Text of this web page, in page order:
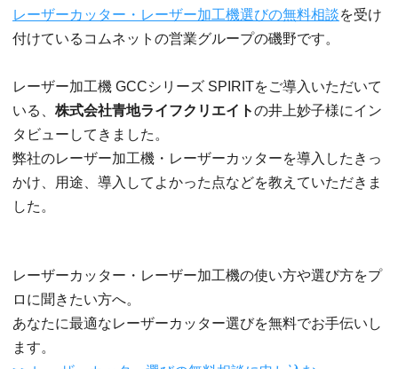
レーザーカッター・レーザー加工機選びの無料相談を受け
付けているコムネットの営業グループの磯野です。
レーザー加工機 GCCシリーズ SPIRITをご導入いただいて
いる、 株式会社青地ライフクリエイトの井上妙子様にイン
タビューしてきました。
弊社のレーザー加工機・レーザーカッターを導入したきっ
かけ、用途、導入してよかった点などを教えていただきま
した。
レーザーカッター・レーザー加工機の使い方や選び方をプ
ロに聞きたい方へ。
あなたに最適なレーザーカッター選びを無料でお手伝いし
ます。